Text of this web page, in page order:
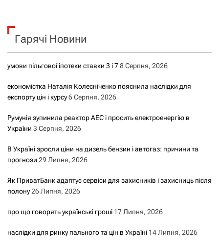
к
Гарячі Новини
умови пільгової іпотеки ставки 3 і 78 Серпня, 2026
економістка Наталія Колесніченко пояснила наслідки для
експорту цін і курсу6 Серпня, 2026
Румунія зупинила реактор АЕС і просить електроенергію в
України 3 Серпня, 2026
В Україні зросли ціни на дизель бензин і автогаз: причини та
прогнози 29 Липня, 2026
Як ПриватБанк адаптує сервіси для захисників і захисниць після
полону26 Липня, 2026
про що говорять українські гроші 17 Липня, 2026
наслідки для ринку пального та цін в Україні 14 Липня, 2026